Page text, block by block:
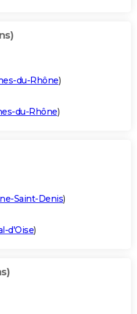
du-Rhône)
du-Rhône)
Saint-Denis)
d'Oise)